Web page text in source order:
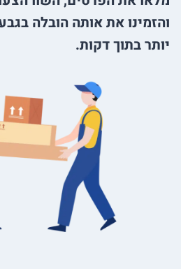
והזמינו את אותה הובלה
יותר בתוך דקות.